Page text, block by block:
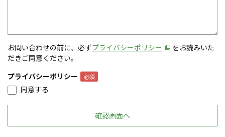
お問い合わせの前に、必ずプライバシーポリシー
をお読みいた
だきご同意ください。
プライバシーポリシー
同意する